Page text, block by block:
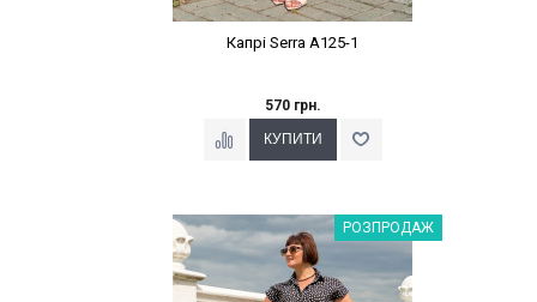
Капрі Serra A125-1
570 грн.
Наклейки Варіант з %РОЗПРОДАЖ